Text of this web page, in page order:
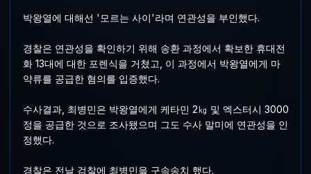
박왕열에 대해선 '모르는 사이'라며 연관성을 부인했다.
경찰은 연관성을 확인하기 위해 송환 과정에서 확보한 휴대전
화 13대에 대한 포렌식을 거쳤고, 이 과정에서 박왕열에게 마
약류를 공급한 혐의를 입증했다.
수사결과, 최병민은 박왕열에게 케타민 2㎏ 및 엑스터시 3000
정을 공급한 것으로 조사됐으며 그도 수사 말미에 연관성을 인
정했다.
경찰은 전날 검찰에 최병민을 구속송치 했다.